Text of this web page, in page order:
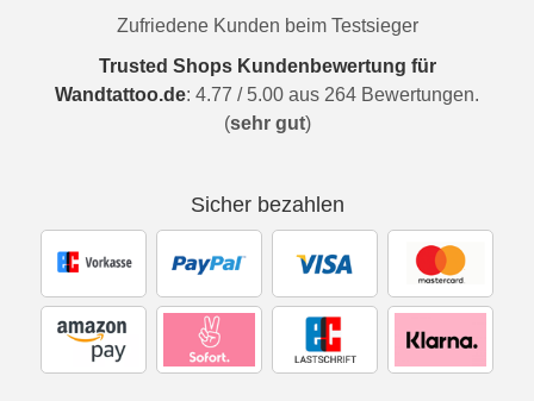
Zufriedene Kunden beim Testsieger
Trusted Shops Kundenbewertung für
Wandtattoo.de: 4.77 / 5.00 aus 264 Bewertungen.
(sehr gut)
Sicher bezahlen